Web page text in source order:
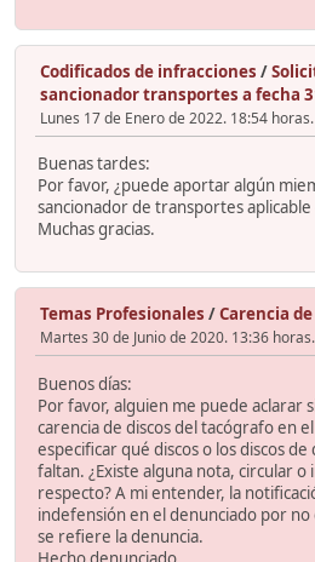
Codificados de infracciones /
sancionador transportes a fecha
Lunes 17 de Enero de 2022. 18:54 horas.
Buenas tardes:
Por favor, ¿puede aportar algún
sancionador de transportes
Muchas gracias.
Temas Profesionales /Carencia
Martes 30 de Junio de 2020. 13:36 horas.
Buenos días:
Por favor, alguien me puede aclarar
carencia de discos del tacógrafo en
especificar qué discos o los discos de
faltan. ¿Existe alguna nota, circular
respecto? A mi entender, la
indefensión en el denunciado por no
se refiere la denuncia.